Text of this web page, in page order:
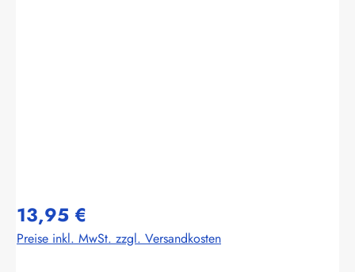
13,95 €
Preise inkl. MwSt. zzgl. Versandkosten